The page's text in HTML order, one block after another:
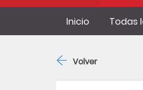
Inicio Todas
Volver